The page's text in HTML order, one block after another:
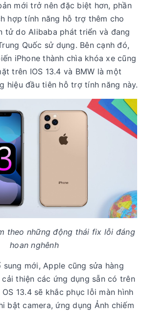
mới trở nên đặc biệt hơn, phần
hợp tính năng hỗ trợ thêm cho
tử do Alibaba phát triển và đang
Quốc sử dụng. Bên cạnh đó,
iPhone thành chìa khóa xe cũng
trên IOS 13.4 và BMW là một
hiệu đầu tiên hỗ trợ tính năng này.
theo những động thái fix lỗi đáng
hoan nghênh
mới, Apple cũng sửa hàng
thiện các ứng dụng sẵn có trên
13.4 sẽ khắc phục lỗi màn hình
bật camera, ứng dụng Ảnh chiếm